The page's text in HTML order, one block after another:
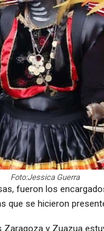
Foto:Jessica Guerra
fueron los
que se hicieron
y Zuazua